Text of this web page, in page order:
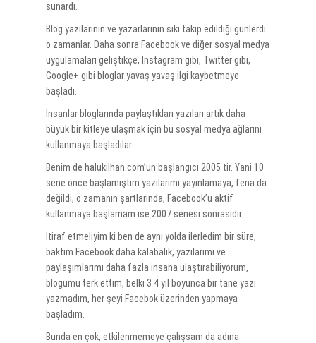
sunardı.
Blog yazılarının ve yazarlarının sıkı takip edildiği günlerdi
o zamanlar. Daha sonra Facebook ve diğer sosyal medya
uygulamaları geliştikçe, Instagram gibi, Twitter gibi,
Google+ gibi bloglar yavaş yavaş ilgi kaybetmeye
başladı.
İnsanlar bloglarında paylaştıkları yazıları artık daha
büyük bir kitleye ulaşmak için bu sosyal medya ağlarını
kullanmaya başladılar.
Benim de halukilhan.com’un başlangıcı 2005 tir. Yani 10
sene önce başlamıştım yazılarımı yayınlamaya, fena da
değildi, o zamanın şartlarında, Facebook’u aktif
kullanmaya başlamam ise 2007 senesi sonrasıdır.
İtiraf etmeliyim ki ben de aynı yolda ilerledim bir süre,
baktım Facebook daha kalabalık, yazılarımı ve
paylaşımlarımı daha fazla insana ulaştırabiliyorum,
blogumu terk ettim, belki 3 4 yıl boyunca bir tane yazı
yazmadım, her şeyi Facebok üzerinden yapmaya
başladım.
Bunda en çok, etkilenmemeye çalışsam da adına